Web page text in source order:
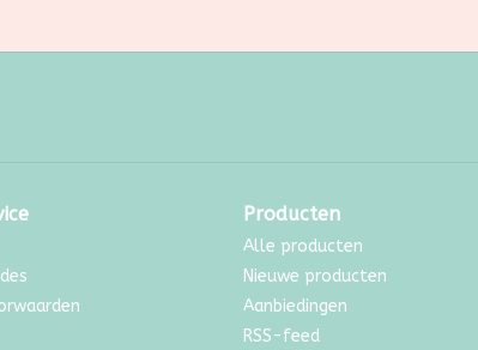
Producten
Alle producten
Nieuwe producten
Aanbiedingen
RSS-feed